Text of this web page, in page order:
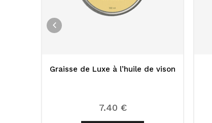
Graisse de Luxe à l’huile de vison
7.40 €